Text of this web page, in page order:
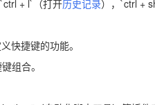
+ l`（打开历史记录），`ctrl +
快捷键的功能。
组合。